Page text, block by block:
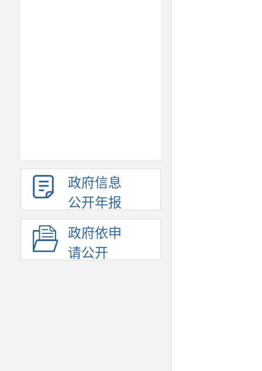
政府信息
公开年报
政府依申
请公开